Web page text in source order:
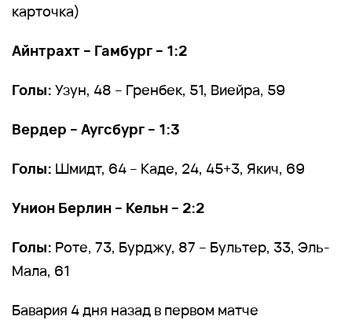
карточка)
Айнтрахт – Гамбург – 1:2
Голы: Узун, 48 – Гренбек, 51, Виейра, 59
Вердер – Аугсбург – 1:3
Голы: Шмидт, 64 – Каде, 24, 45+3, Якич, 69
Унион Берлин – Кельн – 2:2
Голы: Роте, 73, Бурджу, 87 – Бультер, 33, Эль-
Мала, 61
Бавария 4 дня назад в первом матче